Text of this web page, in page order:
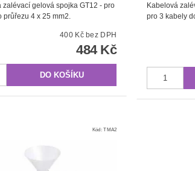
zalévací gelová spojka GT12 - pro
průřezu 4 x 25 mm2.
400 Kč bez DPH
484 Kč
Kabelová
pro 3 kabely
Kód:TMA2